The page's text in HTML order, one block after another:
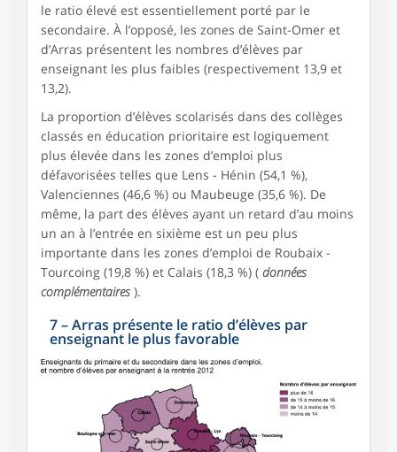
le ratio élevé est essentiellement porté par le
secondaire. À l’opposé, les zones de Saint-Omer et
d’Arras présentent les nombres d’élèves par
enseignant les plus faibles (respectivement 13,9 et
13,2).
La proportion d’élèves scolarisés dans des collèges
classés en éducation prioritaire est logiquement
plus élevée dans les zones d’emploi plus
défavorisées telles que Lens - Hénin (54,1 %),
Valenciennes (46,6 %) ou Maubeuge (35,6 %). De
même, la part des élèves ayant un retard d’au moins
un an à l’entrée en sixième est un peu plus
importante dans les zones d’emploi de Roubaix -
Tourcoing (19,8 %) et Calais (18,3 %) ( données
complémentaires ).
7–Arras présente le ratio d’élèves par
enseignant le plus favorable